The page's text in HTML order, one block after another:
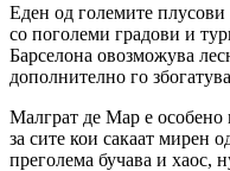
Еден од големите плусови
со поголеми градови и
Барселона овозможува
дополнително го
Малграт де Мар е особено
за сите кои сакаат мирен
преголема бучава и хаос,